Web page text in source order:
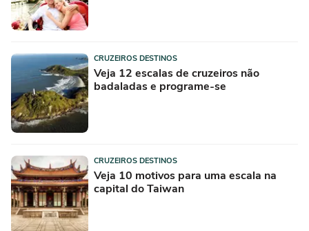
CRUZEIROS DESTINOS
Veja 12 escalas de cruzeiros não
badaladas e programe-se
CRUZEIROS DESTINOS
Veja 10 motivos para uma escala na
capital do Taiwan